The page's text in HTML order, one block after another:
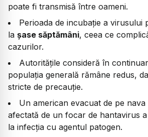
poate fi transmisă între oameni.
Perioada de incubație a virusului
la șase săptămâni, ceea ce
cazurilor.
Autoritățile consideră în
populația generală rămâne redus,
stricte de precauție.
Un american evacuat de pe
afectată de un focar de hantavirus
la infecția cu agentul patogen.